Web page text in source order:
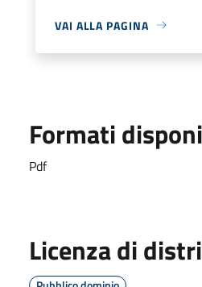
VAI ALLA PAGINA
Formati
Pdf
Licenza di